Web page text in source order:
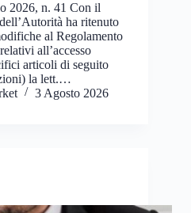
2026, n. 41 Con il
ha ritenuto
al Regolamento
all’accesso
articoli di seguito
la lett.…
3 Agosto 2026